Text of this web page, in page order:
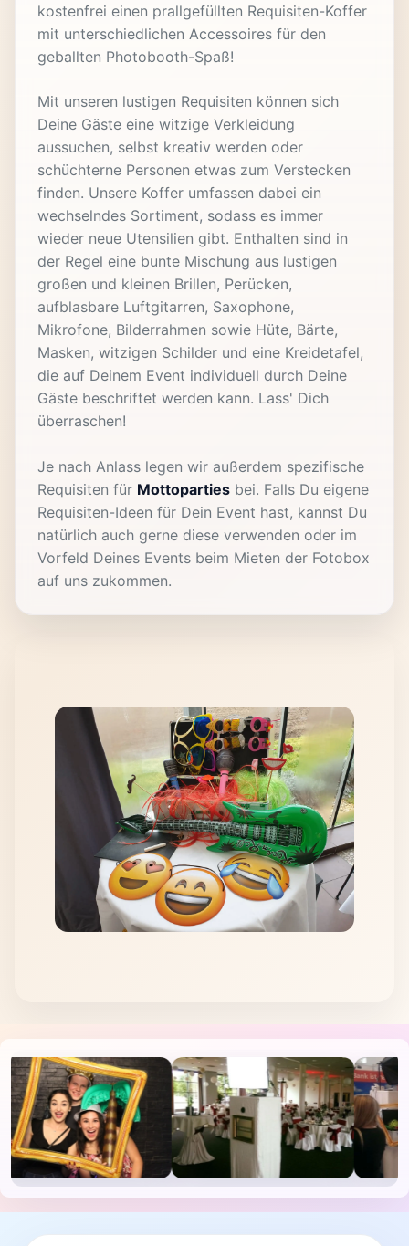
kostenfrei einen prallgefüllten Requisiten-Koffer
mit unterschiedlichen Accessoires für den
geballten Photobooth-Spaß!
Mit unseren lustigen Requisiten können sich
Deine Gäste eine witzige Verkleidung
aussuchen, selbst kreativ werden oder
schüchterne Personen etwas zum Verstecken
finden. Unsere Koffer umfassen dabei ein
wechselndes Sortiment, sodass es immer
wieder neue Utensilien gibt. Enthalten sind in
der Regel eine bunte Mischung aus lustigen
großen und kleinen Brillen, Perücken,
aufblasbare Luftgitarren, Saxophone,
Mikrofone, Bilderrahmen sowie Hüte, Bärte,
Masken, witzigen Schilder und eine Kreidetafel,
die auf Deinem Event individuell durch Deine
Gäste beschriftet werden kann. Lass' Dich
überraschen!
Je nach Anlass legen wir außerdem spezifische
Requisiten für Mottoparties bei. Falls Du eigene
Requisiten-Ideen für Dein Event hast, kannst Du
natürlich auch gerne diese verwenden oder im
Vorfeld Deines Events beim Mieten der Fotobox
auf uns zukommen.